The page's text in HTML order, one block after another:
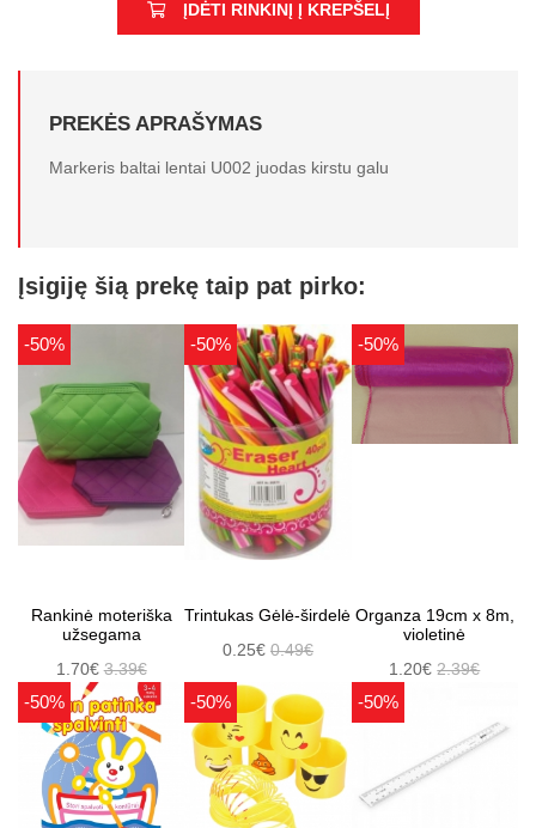
ĮDĖTI RINKINĮ Į KREPŠELĮ
PREKĖS APRAŠYMAS
Markeris baltai lentai U002 juodas kirstu galu
Įsigiję šią prekę taip pat pirko:
-50%
Rankinė moteriška
užsegama
1.70€3.39€
-50%
Trintukas Gėlė-širdelė
0.25€ 0.49€
-50%
Organza 19cm x 8m,
violetinė
1.20€2.39€
-50% -50% -50%